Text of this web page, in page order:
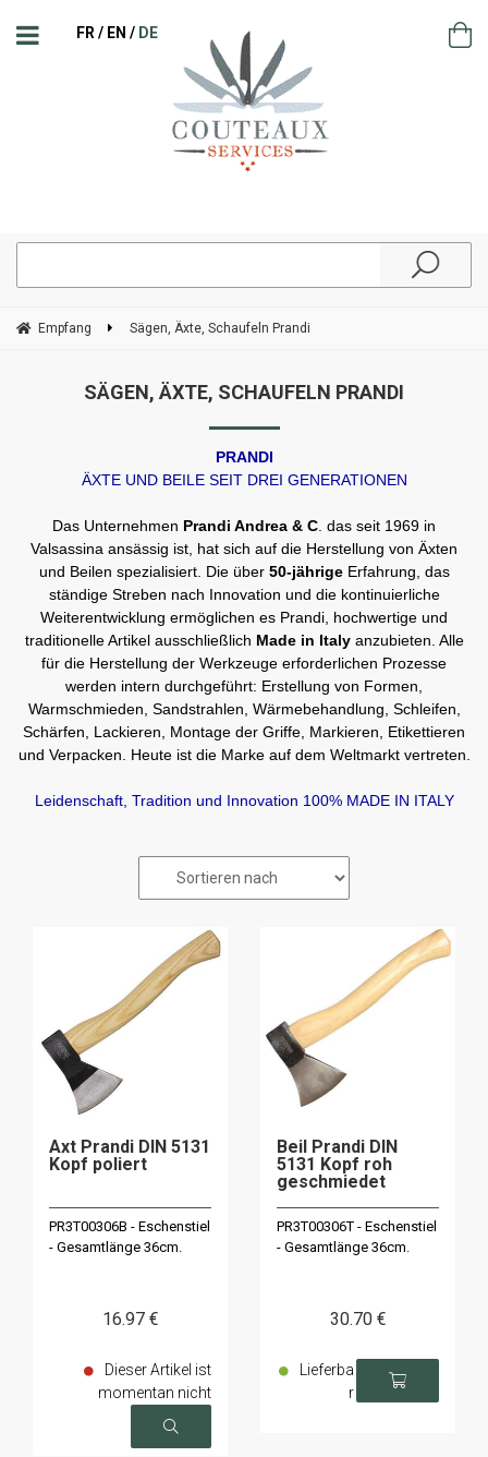
FR EN DE
Empfang Sägen, Äxte, Schaufeln Prandi
SÄGEN, ÄXTE, SCHAUFELN PRANDI
PRANDI
ÄXTE UND BEILE SEIT DREI GENERATIONEN
Das Unternehmen Prandi Andrea & C . das seit 1969 in
Valsassina ansässig ist, hat sich auf die Herstellung von Äxten
und Beilen spezialisiert. Die über 50-jährigeErfahrung, das
ständige Streben nach Innovation und die kontinuierliche
Weiterentwicklung ermöglichen es Prandi, hochwertige und
traditionelle Artikel ausschließlich Made in Italyanzubieten. Alle
für die Herstellung der Werkzeuge erforderlichen Prozesse
werden intern durchgeführt: Erstellung von Formen,
Warmschmieden, Sandstrahlen, Wärmebehandlung, Schleifen,
Schärfen, Lackieren, Montage der Griffe, Markieren, Etikettieren
und Verpacken. Heute ist die Marke auf dem Weltmarkt vertreten.
Leidenschaft, Tradition und Innovation 100% MADE IN ITALY
Axt Prandi DIN 5131
Kopf poliert
PR3T00306B - Eschenstiel
- Gesamtlänge 36cm.
16.97 €
Dieser Artikel ist
momentan nicht
verfügbar
Beil Prandi DIN
5131 Kopf roh
geschmiedet
PR3T00306T - Eschenstiel
- Gesamtlänge 36cm.
30.70 €
Lieferba
r